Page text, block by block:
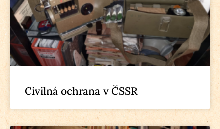
Civilná ochrana v ČSSR